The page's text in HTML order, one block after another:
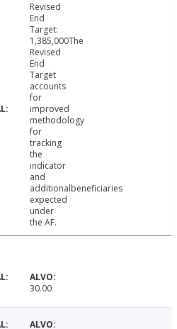
Revised
End
Target:
1,385,000The
Revised
End
Target
accounts
for
improved
methodology
for
tracking
the
indicator
and
additionalbeneficiaries
expected
under
the AF.
30.00